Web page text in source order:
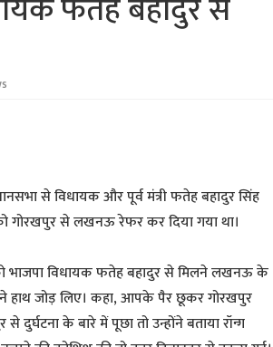
से विधायक और पूर्व मंत्री फतेह बहादुर सिंह
गोरखपुर से लखनऊ रेफर कर दिया गया था।
भाजपा विधायक फतेह बहादुर से मिलने लखनऊ के
जोड़ लिए। कहा, आपके पैर छूकर गोरखपुर
के बारे में पूछा तो उन्होंने बताया रॉन्ग